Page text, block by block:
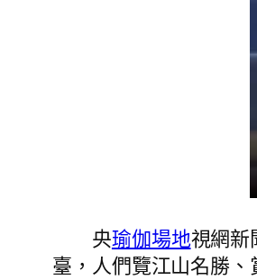
央瑜伽場地視網新
臺，人們覽江山名勝